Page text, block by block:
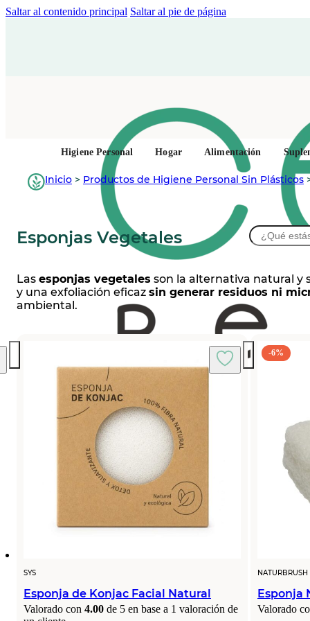
Saltar al contenido principal Saltar al pie de página
Buscar
Higiene Personal Hogar Alimentación
Inicio > Productos de Higiene Personal Sin Plásticos
Esponjas Vegetales
Las esponjas vegetales son la alternativa natural y
y una exfoliación eficaz sin generar residuos ni
ambiental.
SYS
Esponja de Konjac Facial Natural
Valorado con 4.00 de 5 en base a 1 valoración de
-6%
NATURBRUSH
Esponja
Valorado